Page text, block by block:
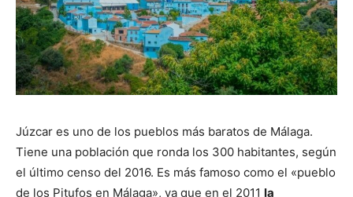
Júzcar es uno de los pueblos más baratos de Málaga.
Tiene una población que ronda los 300 habitantes, según
el último censo del 2016. Es más famoso como el «pueblo
de los Pitufos en Málaga», ya que en el 2011 la